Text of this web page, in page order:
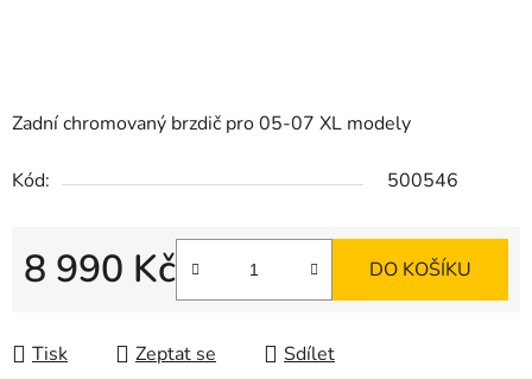
Zadní chromovaný brzdič pro 05-07 XL modely
Kód: 500546
8 990 Kč DO KOŠÍKU
Tisk Zeptat se Sdílet